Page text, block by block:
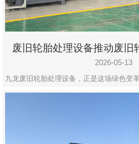
废旧轮胎处理设备推动废旧
2026-05-13
九龙废旧轮胎处理设备，正是这场绿色变